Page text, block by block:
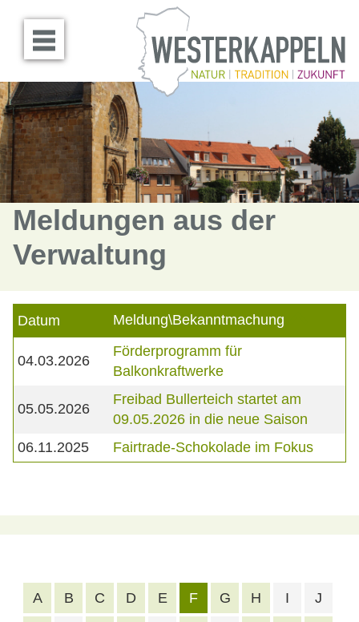
Menü öffnen
Meldungen aus der
Verwaltung
Datum Meldung\Bekanntmachung
04.03.2026
Förderprogramm für
Balkonkraftwerke
05.05.2026
Freibad Bullerteich startet am
09.05.2026 in die neue Saison
06.11.2025
Fairtrade-Schokolade im Fokus
A B C D E F G H I J